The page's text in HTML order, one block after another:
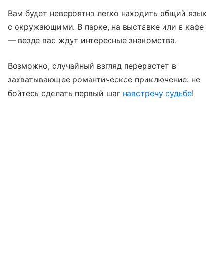
Вам будет невероятно легко находить общий язык
с окружающими. В парке, на выставке или в кафе
— везде вас ждут интересные знакомства.
Возможно, случайный взгляд перерастет в
захватывающее романтическое приключение: не
бойтесь сделать первый шаг навстречу судьбе!